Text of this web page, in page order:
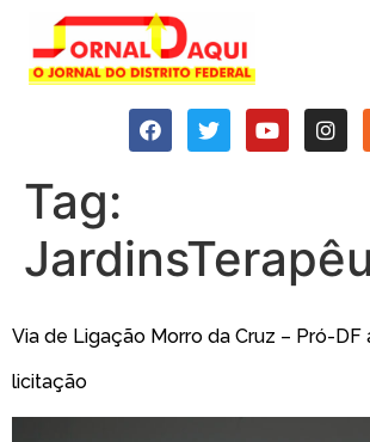
Tag:
Via de Ligação Morro da Cruz – Pró-DF
licitação